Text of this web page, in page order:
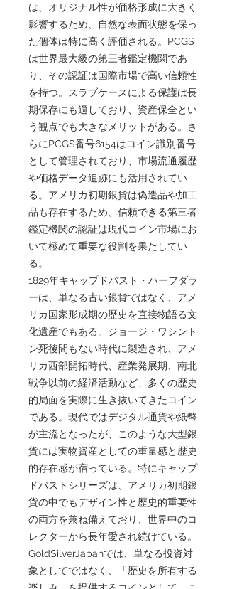
は、オリジナル性が価格形成に大きく
影響するため、自然な表面状態を保っ
た個体は特に高く評価される。PCGS
は世界最大級の第三者鑑定機関であ
り、その認証は国際市場で高い信頼性
を持つ。スラブケースによる保護は長
期保存にも適しており、資産保全とい
う観点でも大きなメリットがある。さ
らにPCGS番号6154はコイン識別番号
として管理されており、市場流通履歴
や価格データ追跡にも活用されてい
る。アメリカ初期銀貨は偽造品や加工
品も存在するため、信頼できる第三者
鑑定機関の認証は現代コイン市場にお
いて極めて重要な役割を果たしてい
る。
1829年キャップドバスト・ハーフダラ
ーは、単なる古い銀貨ではなく、アメ
リカ国家形成期の歴史を直接物語る文
化遺産でもある。ジョージ・ワシント
ン死後間もない時代に製造され、アメ
リカ西部開拓時代、産業発展期、南北
戦争以前の経済活動など、多くの歴史
的局面を実際に生き抜いてきたコイン
である。現代ではデジタル通貨や紙幣
が主流となったが、このような大型銀
貨には実物資産としての重量感と歴史
的存在感が宿っている。特にキャップ
ドバストシリーズは、アメリカ初期銀
貨の中でもデザイン性と歴史的重要性
の両方を兼ね備えており、世界中のコ
レクターから長年愛され続けている。
GoldSilverJapanでは、単なる投資対
象としてではなく、「歴史を所有する